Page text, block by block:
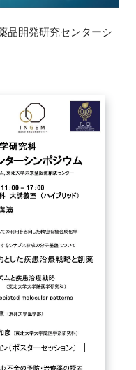
品開発研究センターシ